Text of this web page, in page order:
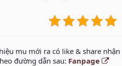
mu mới ra có like & share
đường dẫn sau: Fanpage